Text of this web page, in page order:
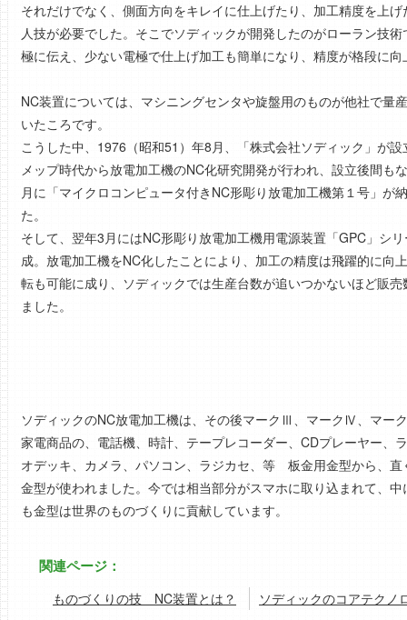
それだけでなく、側面方向をキレイに仕上げたり、加工精度を上
人技が必要でした。そこでソディックが開発したのがローラン技
極に伝え、少ない電極で仕上げ加工も簡単になり、精度が格段に
NC装置については、マシニングセンタや旋盤用のものが他社で量
いたころです。
こうした中、1976（昭和51）年8月、「株式会社ソディック」が設
メップ時代から放電加工機のNC化研究開発が行われ、設立後間も
月に「マイクロコンピュータ付きNC形彫り放電加工機第１号」が
た。
そして、翌年3月にはNC形彫り放電加工機用電源装置「GPC」シ
成。放電加工機をNC化したことにより、加工の精度は飛躍的に向
転も可能に成り、ソディックでは生産台数が追いつかないほど販売
ました。
ソディックのNC放電加工機は、その後マークⅢ、マークⅣ、マー
家電商品の、電話機、時計、テープレコーダー、CDプレーヤー、
オデッキ、カメラ、パソコン、ラジカセ、等 板金用金型から、
金型が使われました。今では相当部分がスマホに取り込まれて、
も金型は世界のものづくりに貢献しています。
関連ページ：
ものづくりの技 NC装置とは？ ソディックのコアテク